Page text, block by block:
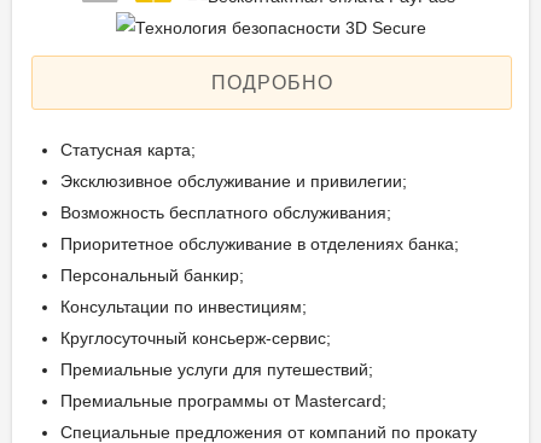
ПОДРОБНО
Статусная карта;
Эксклюзивное обслуживание и привилегии;
Возможность бесплатного обслуживания;
Приоритетное обслуживание в отделениях банка;
Персональный банкир;
Консультации по инвестициям;
Круглосуточный консьерж-сервис;
Премиальные услуги для путешествий;
Премиальные программы от Mastercard;
Специальные предложения от компаний по прокату